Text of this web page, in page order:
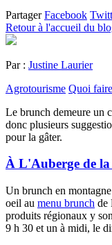
Partager Facebook
Retour à l'accueil du
Par : Justine Laurier
Agrotourisme Quoi
Le brunch demeure un
donc plusieurs
pour la gâter.
À L'Auberge de
Un brunch en
oeil au menu brunch de
produits régionaux y
9 h 30 et un à midi, le